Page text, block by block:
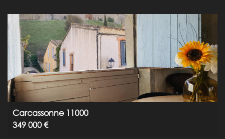
Carcassonne 11000
349 000 €